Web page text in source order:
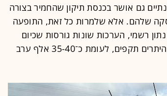
גם אושר בכנסת תיקון שהחמיר בצורה
שלהם. אלא שלמרות כל זאת, התופעה
רשמי, הערכות שונות גורסות שכיום
שוהים בישראל כ־50 אלף פלסטינים ללא היתרים תקפים, לעומת כ־35-40 אלף ערב